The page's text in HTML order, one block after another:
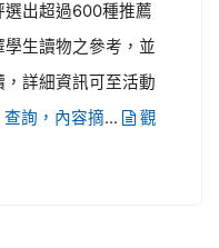
出超過600種推薦
生讀物之參考，並
詳細資訊可至活動
查詢，內容摘... 觀